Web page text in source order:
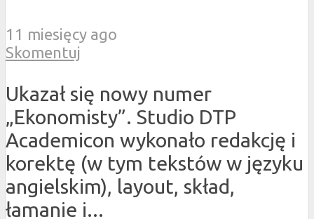
11 miesięcy ago
Skomentuj
Ukazał się nowy numer
„Ekonomisty”. Studio DTP
Academicon wykonało redakcję i
korektę (w tym tekstów w języku
angielskim), layout, skład,
łamanie i...